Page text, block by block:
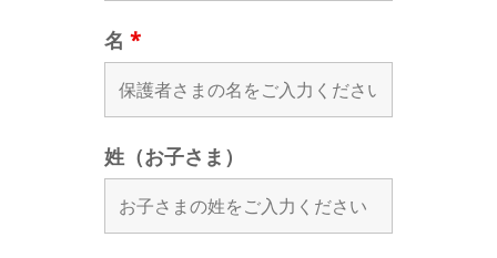
名 *
姓（お子さま）